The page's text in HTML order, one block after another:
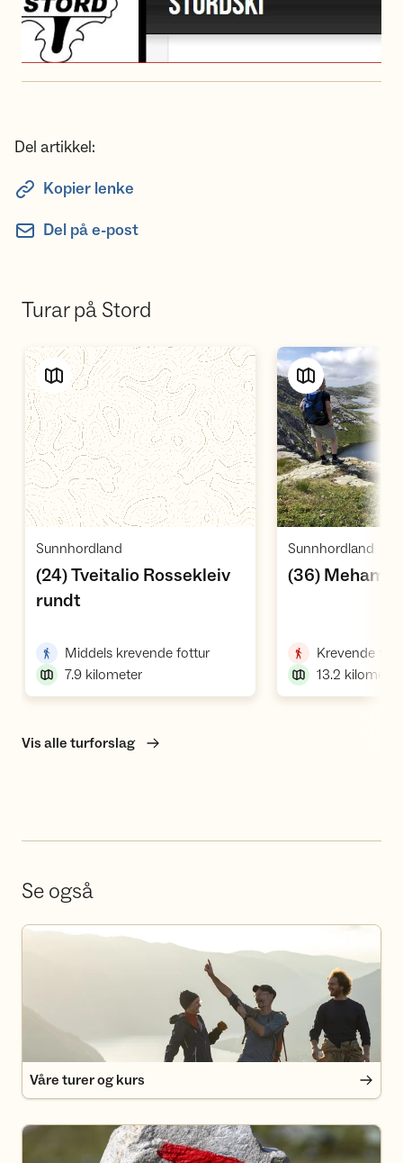
Del artikkel:
Kopier lenke
Del på e-post
Turar på Stord
Vis turforslag
Sunnhordland
(24) Tveitalio Rossekleiv
rundt
Middels krevende fottur,
7.9 kilometer
Sunnhordland
(36)
Krevende
13.2 kilometer
Vis alle turforslag
Se også
Våre turer og kurs
Våre turer og kurs
Medlemsfordeler i Turlaget